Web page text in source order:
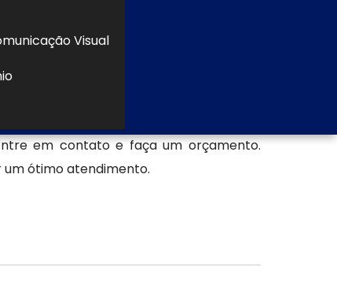
Visual
Caixa de ACM de qualidade, viabiliza
em contato e faça um orçamento.
um ótimo atendimento.